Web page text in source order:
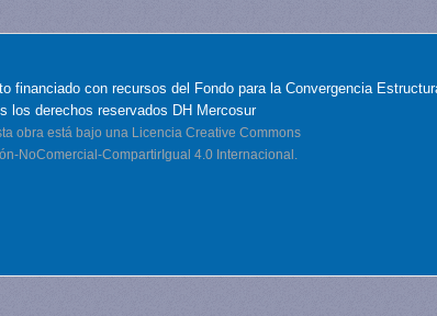
financiado con recursos del Fondo para la Convergencia
los derechos reservados DH Mercosur
obra está bajo una Licencia Creative Commons
NoComercial-CompartirIgual 4.0 Internacional.